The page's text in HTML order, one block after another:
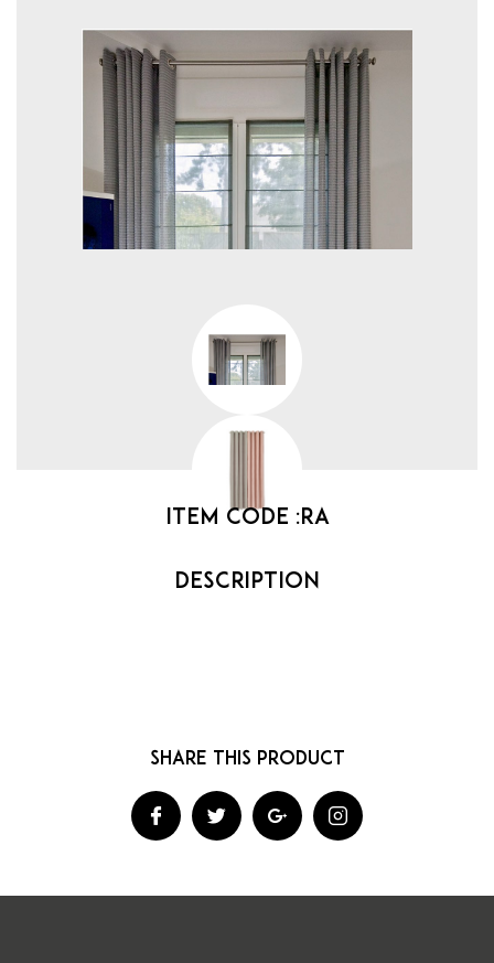
Item code :RA